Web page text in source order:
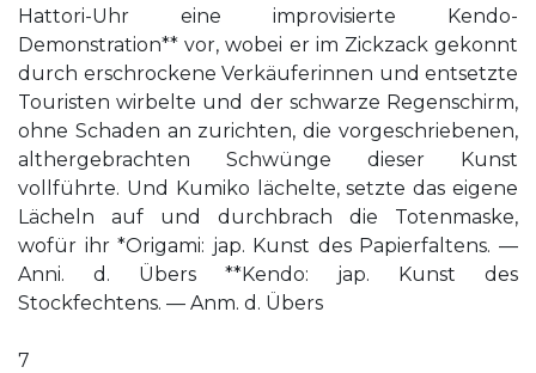
Hattori-Uhr eine improvisierte Kendo-
Demonstration** vor, wobei er im Zickzack gekonnt
durch erschrockene Verkäuferinnen und entsetzte
Touristen wirbelte und der schwarze Regenschirm,
ohne Schaden an­ zurichten, die vorgeschriebenen,
althergebrachten Schwünge dieser Kunst
vollführte. Und Kumiko lächelte, setzte das eigene
Lächeln auf und durchbrach die Totenmaske,
wofür ihr *Origami: jap. Kunst des Papierfaltens. —
Anni. d. Übers **Kendo: jap. Kunst des
Stockfechtens. — Anm. d. Übers
7